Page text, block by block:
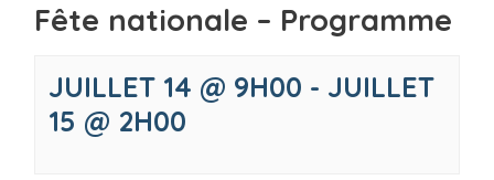
Fête nationale – Programme
JUILLET 14 @ 9H00 - JUILLET
15 @ 2H00